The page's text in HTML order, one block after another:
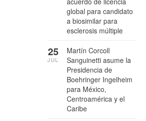
global para candidato
a biosimilar para
esclerosis múltiple
Martín Corcoll
Sanguinetti asume la
Presidencia de
Boehringer Ingelheim
para México,
Centroamérica y el
Caribe
25
JUL